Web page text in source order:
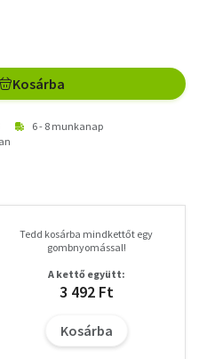
Kosárba
6 - 8 munkanap
Tedd kosárba mindkettőt egy
gombnyomással!
A kettő együtt:
3 492 Ft
Kosárba